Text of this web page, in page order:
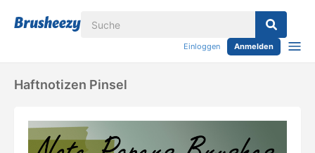
Einloggen Anmelden
Haftnotizen Pinsel